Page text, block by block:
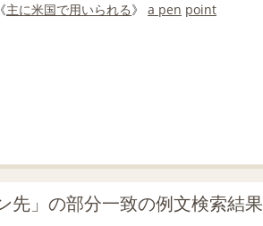
主に米国で用いられる》 a pen point
先」の部分一致の例文検索結果